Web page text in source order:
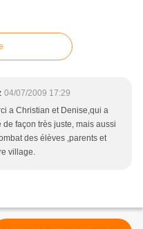
04/07/2009 17:29
a Christian et Denise,qui a
façon très juste, mais aussi
des élèves ,parents et
village.